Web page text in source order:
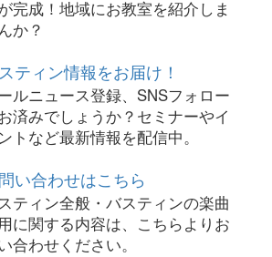
完成！地域にお教室を紹介しま
か？
ティン情報をお届け！
ルニュース登録、SNSフォロー
済みでしょうか？セミナーやイ
トなど最新情報を配信中。
い合わせはこちら
ティン全般・バスティンの楽曲
に関する内容は、こちらよりお
合わせください。